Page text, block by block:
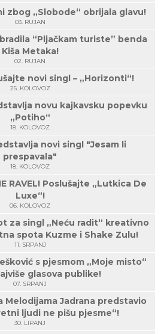
zbog „Slobode“ obrijala glavu!
03. RUJAN
“Pljačkam turiste” benda
Kiša Metaka!
02. RUJAN
novi singl – „Horizonti“!
25. KOLOVOZ
novu kajkavsku popevku
„Potiho“
18. KOLOVOZ
novi singl "Jesam li
prespavala"
18. KOLOVOZ
RAVEL! Poslušajte „Lutkica De
Luxe“!
06. KOLOVOZ
za singl „Neću radit“ kreativno
spota Kuzme i Shake Zulu!
11. SRPANJ
s pjesmom „Moje misto“
glasova publike!
07. SRPANJ
Melodijama Jadrana predstavio
ljudi ne pišu pjesme“!
30. LIPANJ